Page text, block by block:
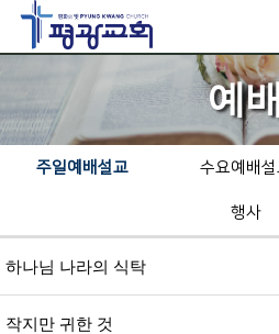
예
주일예배설교 수요예배설
행사
하나님 나라의 식탁
작지만 귀한 것